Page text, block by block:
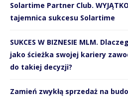
Solartime Partner Club.
tajemnica sukcesu Solartime
SUKCES W BIZNESIE MLM.
jako ścieżka swojej kariery
do takiej decyzji?
Zamień zwykłą sprzedaż na